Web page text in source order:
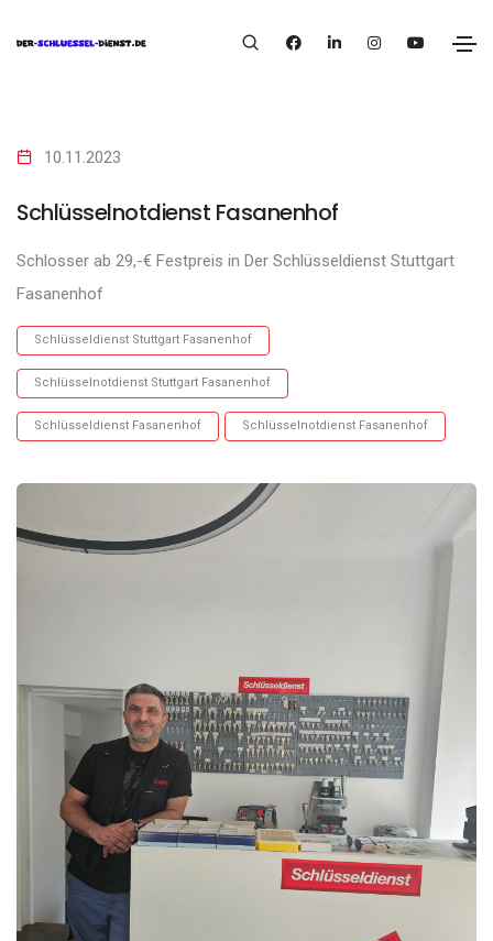
10.11.2023
Schlüsselnotdienst Fasanenhof
Schlosser ab 29,-€ Festpreis in Der Schlüsseldienst Stuttgart
Fasanenhof
Schlüsseldienst Stuttgart Fasanenhof
Schlüsselnotdienst Stuttgart Fasanenhof
Schlüsseldienst Fasanenhof Schlüsselnotdienst Fasanenhof